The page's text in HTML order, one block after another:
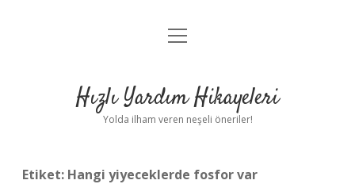
Anasayfa
Yasal Uyarı
menüyü
Hızlı Yardım Hikayeleri
Yolda ilham veren neşeli öneriler!
Etiket: Hangi yiyeceklerde fosfor var